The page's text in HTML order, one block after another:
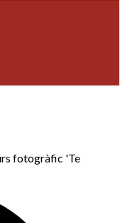
fotogràfic 'Te